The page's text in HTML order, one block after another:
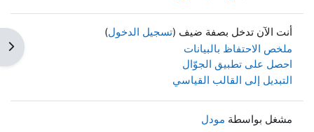
أنت الآن تدخل بصفة ضيف (تسجيل الدخول)
ملخص الاحتفاظ بالبيانات
احصل على تطبيق الجوّال
التبديل إلى القالب القياسي
مشغل بواسطة مودل